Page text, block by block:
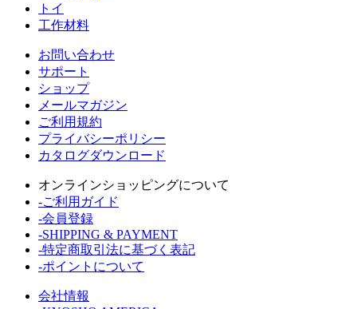
トイ
工作材料
お問い合わせ
サポート
ショップ
メールマガジン
ご利用規約
プライバシーポリシー
カタログダウンロード
オンラインショッピングについて
-ご利用ガイド
-会員登録
-SHIPPING & PAYMENT
-特定商取引法に基づく表記
-ポイントについて
会社情報